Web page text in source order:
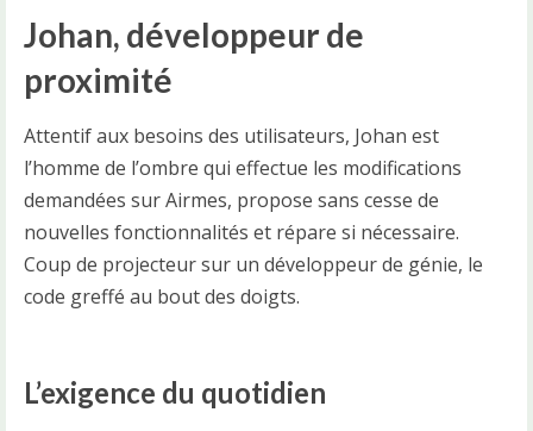
Johan, développeur de
proximité
Attentif aux besoins des utilisateurs, Johan est
l’homme de l’ombre qui effectue les modifications
demandées sur Airmes, propose sans cesse de
nouvelles fonctionnalités et répare si nécessaire.
Coup de projecteur sur un développeur de génie, le
code greffé au bout des doigts.
L’exigence du quotidien